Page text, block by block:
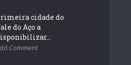
cidade do
do Aço a
Comment